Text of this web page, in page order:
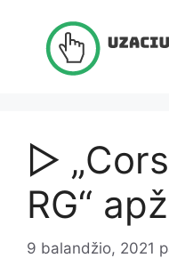
▷
RG“
9 balandžio, 2021